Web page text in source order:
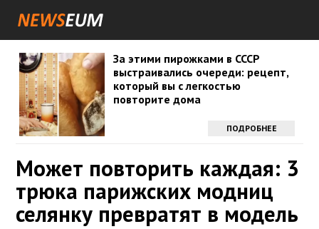
За этими пирожками в СССР
выстраивались очереди: рецепт,
который вы с легкостью
повторите дома
ПОДРОБНЕЕ
Может повторить каждая: 3
трюка парижских модниц
селянку превратят в модель